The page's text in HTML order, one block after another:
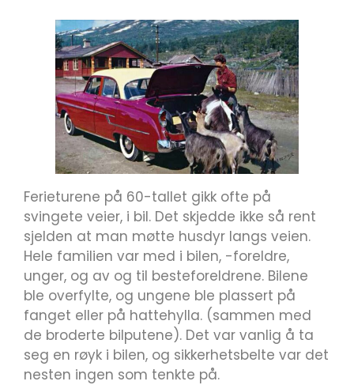
Ferieturene på 60-tallet gikk ofte på
svingete veier, i bil. Det skjedde ikke så rent
sjelden at man møtte husdyr langs veien.
Hele familien var med i bilen, -foreldre,
unger, og av og til besteforeldrene. Bilene
ble overfylte, og ungene ble plassert på
fanget eller på hattehylla. (sammen med
de broderte bilputene). Det var vanlig å ta
seg en røyk i bilen, og sikkerhetsbelte var det
nesten ingen som tenkte på.